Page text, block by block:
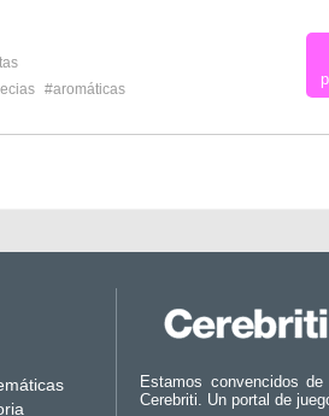
#aromáticas
Estamos convencidos
Cerebriti. Un portal de